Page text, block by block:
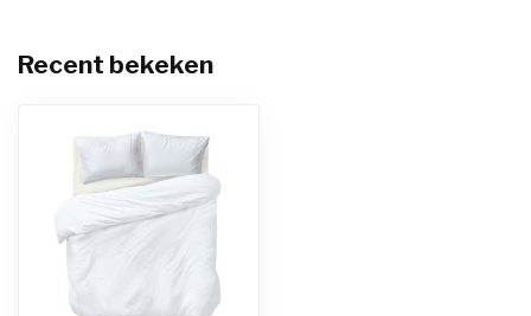
Recent bekeken